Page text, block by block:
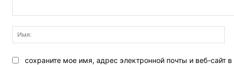
сохраните мое имя, адрес электронной почты и веб-сайт